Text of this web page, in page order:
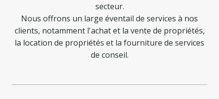
secteur.
Nous offrons un large éventail de services à nos
clients, notamment l'achat et la vente de propriétés,
la location de propriétés et la fourniture de services
de conseil.